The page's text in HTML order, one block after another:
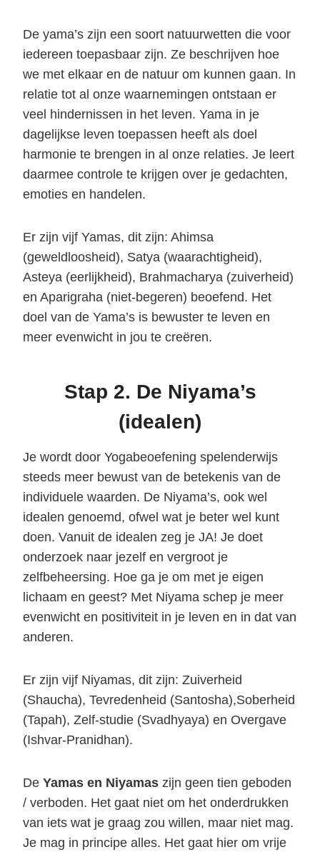
De yama’s zijn een soort natuurwetten die voor
iedereen toepasbaar zijn. Ze beschrijven hoe
we met elkaar en de natuur om kunnen gaan. In
relatie tot al onze waarnemingen ontstaan er
veel hindernissen in het leven. Yama in je
dagelijkse leven toepassen heeft als doel
harmonie te brengen in al onze relaties. Je leert
daarmee controle te krijgen over je gedachten,
emoties en handelen.
Er zijn vijf Yamas, dit zijn: Ahimsa
(geweldloosheid), Satya (waarachtigheid),
Asteya (eerlijkheid), Brahmacharya (zuiverheid)
en Aparigraha (niet-begeren) beoefend. Het
doel van de Yama’s is bewuster te leven en
meer evenwicht in jou te creëren.
Stap 2. De Niyama’s
(idealen)
Je wordt door Yogabeoefening spelenderwijs
steeds meer bewust van de betekenis van de
individuele waarden. De Niyama’s, ook wel
idealen genoemd, ofwel wat je beter wel kunt
doen. Vanuit de idealen zeg je JA! Je doet
onderzoek naar jezelf en vergroot je
zelfbeheersing. Hoe ga je om met je eigen
lichaam en geest? Met Niyama schep je meer
evenwicht en positiviteit in je leven en in dat van
anderen.
Er zijn vijf Niyamas, dit zijn: Zuiverheid
(Shaucha), Tevredenheid (Santosha),Soberheid
(Tapah), Zelf-studie (Svadhyaya) en Overgave
(Ishvar-Pranidhan).
De Yamas en Niyamas zijn geen tien geboden
/ verboden. Het gaat niet om het onderdrukken
van iets wat je graag zou willen, maar niet mag.
Je mag in principe alles. Het gaat hier om vrije